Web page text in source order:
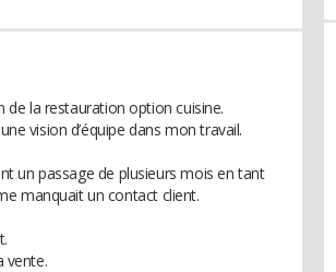
de la restauration option cuisine.
vision d’équipe dans mon travail.
un passage de plusieurs mois en tant
manquait un contact client.
vente.